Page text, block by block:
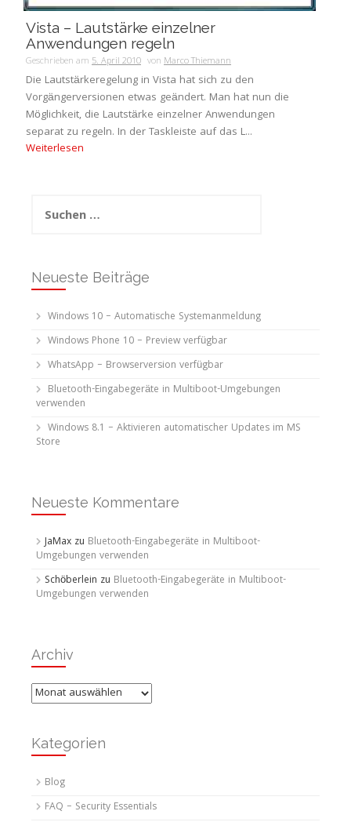
Vista – Lautstärke einzelner
Anwendungen regeln
Geschrieben am 5. April 2010 von Marco Thiemann
Die Lautstärkeregelung in Vista hat sich zu den
Vorgängerversionen etwas geändert. Man hat nun die
Möglichkeit, die Lautstärke einzelner Anwendungen
separat zu regeln. In der Taskleiste auf das L...
Weiterlesen
nach:
Neueste Beiträge
Windows 10 – Automatische Systemanmeldung
Windows Phone 10 – Preview verfügbar
WhatsApp – Browserversion verfügbar
Bluetooth-Eingabegeräte in Multiboot-Umgebungen
verwenden
Windows 8.1 – Aktivieren automatischer Updates im MS
Store
Neueste Kommentare
JaMax zu Bluetooth-Eingabegeräte in Multiboot-
Umgebungen verwenden
Schöberlein zu Bluetooth-Eingabegeräte in Multiboot-
Umgebungen verwenden
Archiv
Archiv
Kategorien
Blog
FAQ – Security Essentials